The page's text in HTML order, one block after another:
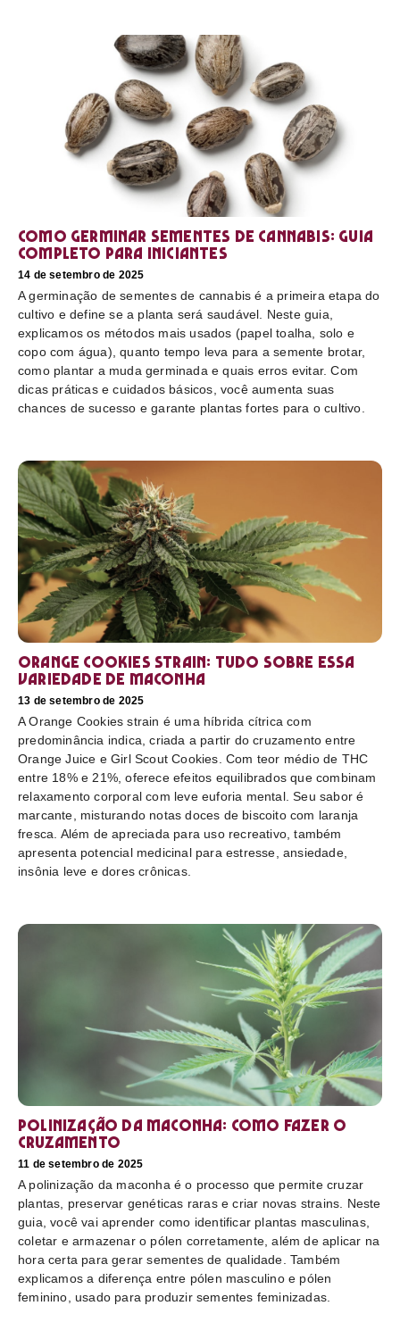
Como germinar sementes de cannabis: guia
completo para iniciantes
14 de setembro de 2025
A germinação de sementes de cannabis é a primeira etapa do
cultivo e define se a planta será saudável. Neste guia,
explicamos os métodos mais usados (papel toalha, solo e
copo com água), quanto tempo leva para a semente brotar,
como plantar a muda germinada e quais erros evitar. Com
dicas práticas e cuidados básicos, você aumenta suas
chances de sucesso e garante plantas fortes para o cultivo.
Orange Cookies strain: tudo sobre essa
variedade de maconha
13 de setembro de 2025
A Orange Cookies strain é uma híbrida cítrica com
predominância indica, criada a partir do cruzamento entre
Orange Juice e Girl Scout Cookies. Com teor médio de THC
entre 18% e 21%, oferece efeitos equilibrados que combinam
relaxamento corporal com leve euforia mental. Seu sabor é
marcante, misturando notas doces de biscoito com laranja
fresca. Além de apreciada para uso recreativo, também
apresenta potencial medicinal para estresse, ansiedade,
insônia leve e dores crônicas.
Polinização da maconha: como fazer o
cruzamento
11 de setembro de 2025
A polinização da maconha é o processo que permite cruzar
plantas, preservar genéticas raras e criar novas strains. Neste
guia, você vai aprender como identificar plantas masculinas,
coletar e armazenar o pólen corretamente, além de aplicar na
hora certa para gerar sementes de qualidade. Também
explicamos a diferença entre pólen masculino e pólen
feminino, usado para produzir sementes feminizadas.